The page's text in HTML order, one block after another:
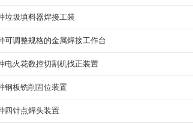
垃圾填料器焊接工装
可调整规格的金属焊接工作台
电火花数控切割机找正装置
钢板铣削固位装置
四针点焊头装置